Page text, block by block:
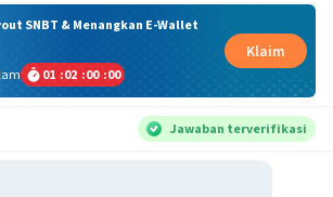
SNBT & Menangkan E-Wallet
01 :02 :00 :00
Klaim
Jawaban terverifikasi